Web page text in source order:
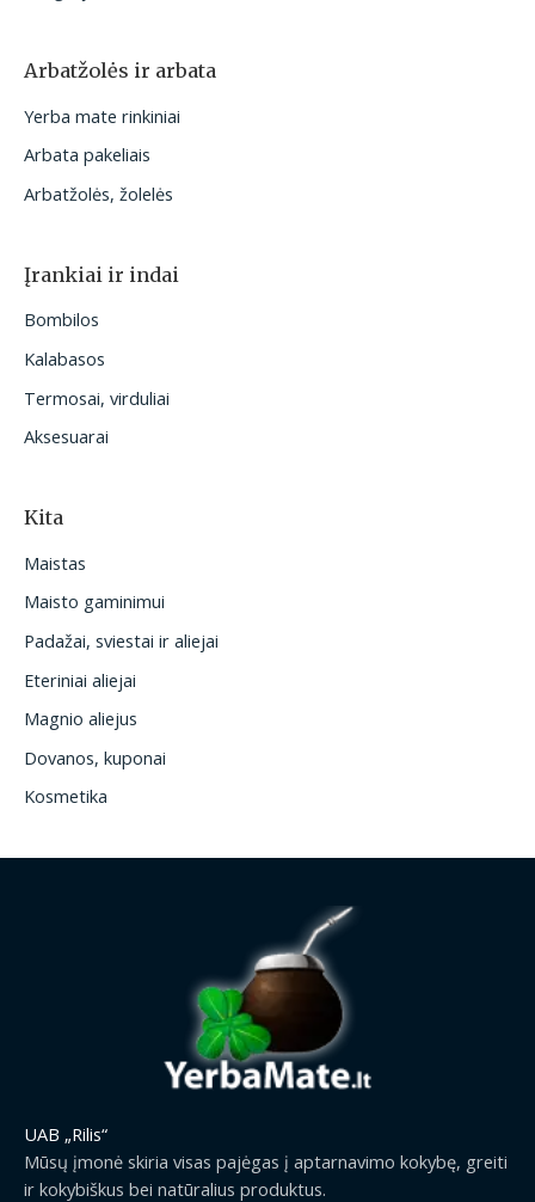
Arbatžolės ir arbata
Yerba mate rinkiniai
Arbata pakeliais
Arbatžolės, žolelės
Įrankiai ir indai
Bombilos
Kalabasos
Termosai, virduliai
Aksesuarai
Kita
Maistas
Maisto gaminimui
Padažai, sviestai ir aliejai
Eteriniai aliejai
Magnio aliejus
Dovanos, kuponai
Kosmetika
UAB „Rilis“
Mūsų įmonė skiria visas pajėgas į aptarnavimo kokybę, greiti
ir kokybiškus bei natūralius produktus.